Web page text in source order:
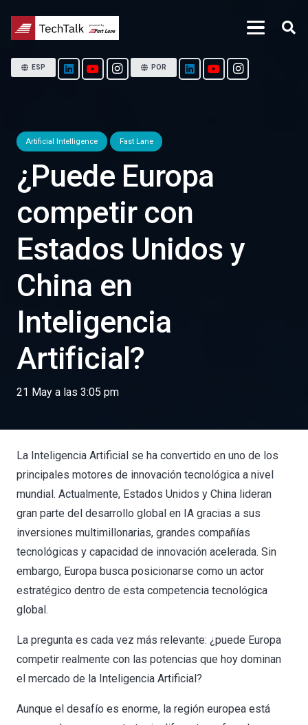
ESP POR
Artificial Intelligence Fast Lane
¿Puede Europa
competir con
Estados Unidos y
China en
Inteligencia
Artificial?
21 May a las 3:05 pm
La Inteligencia Artificial se ha convertido en uno de los
principales motores de innovación tecnológica a nivel
mundial. Actualmente, Estados Unidos y China lideran
gran parte del desarrollo global en IA gracias a sus
inversiones multimillonarias, grandes compañías
tecnológicas y capacidad de innovación acelerada. Sin
embargo, Europa busca posicionarse como un actor
estratégico dentro de esta competencia tecnológica
global.
La pregunta es cada vez más relevante: ¿puede Europa
competir realmente con las potencias que hoy dominan
el mercado de la Inteligencia Artificial?
Aunque el desafío es enorme, la región europea está